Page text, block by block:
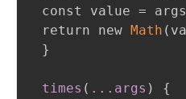
const value =
return new Math (
}
times ( .. .args )
{